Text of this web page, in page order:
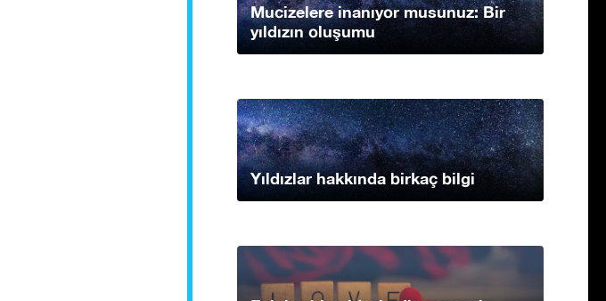
Mucizelere inanıyor musunuz: Bir
yıldızın oluşumu
Yıldızlar hakkında birkaç bilgi